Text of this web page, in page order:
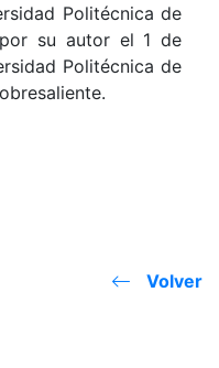
Politécnica de
su autor el 1 de
Politécnica de
Volver